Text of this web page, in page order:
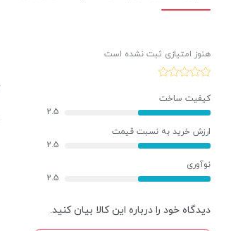
هنوز امتیازی ثبت نشده است
کیفیت ساخت
2.5
ارزش خرید به نسبت قیمت
2.5
نوآوری
2.5
دیدگاه خود را درباره این کالا بیان کنید.